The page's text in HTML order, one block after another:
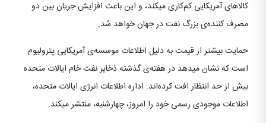
كالاهای آمریکایی کم‌کاری میکند، و این باعث افزایش جریان بین دو
مصرف كننده‌ی بزرگ نفت در جهان خواهد شد.
حمایت بیشتر از قیمت به دلیل اطلاعات موسسه‌ی آمریکایی پترولیوم
است که نشان میدهد در هفته‌ی گذشته ذخایر نفت خام ایالات متحده
بیش از حد انتظار افت کرده‌اند. اداره اطلاعات انرژی ایالات متحده،
اطلاعات موجودی رسمی خود را امروز، چهارشنبه، منتشر میکند.